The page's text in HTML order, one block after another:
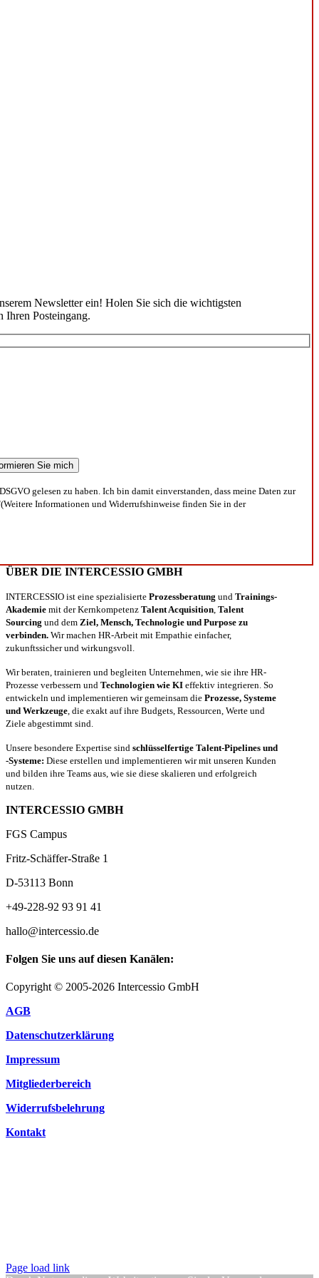
Newsletter ein! Holen Sie sich die wichtigsten
Ihren Posteingang.
gelesen zu haben. Ich bin damit einverstanden, dass meine Daten zur
Informationen und Widerrufshinweise finden Sie in der
ÜBER DIE INTERCESSIO GMBH
INTERCESSIO ist eine spezialisierte Prozessberatung und Trainings-
Akademie mit der Kernkompetenz Talent Acquisition Talent
Sourcing und dem Ziel, Mensch, Technologie und Purpose zu
verbinden. Wir machen HR-Arbeit mit Empathie einfacher,
zukunftssicher und wirkungsvoll.
Wir beraten, trainieren und begleiten Unternehmen, wie sie ihre HR-
Prozesse verbessern und Technologien wie KI effektiv integrieren. So
entwickeln und implementieren wir gemeinsam die Prozesse, Systeme
und Werkzeuge , die exakt auf ihre Budgets, Ressourcen, Werte und
Ziele abgestimmt sind.
Unsere besondere Expertise sind schlüsselfertige Talent-Pipelines und
-Systeme: Diese erstellen und implementieren wir mit unseren Kunden
und bilden ihre Teams aus, wie sie diese skalieren und erfolgreich
nutzen.
INTERCESSIO GMBH
FGS Campus
Fritz-Schäffer-Straße 1
D-53113 Bonn
+49-228-92 93 91 41
hallo@intercessio.de
Folgen Sie uns auf diesen Kanälen:
Copyright © 2005-2026 Intercessio GmbH
AGB
Datenschutzerklärung
Impressum
Mitgliederbereich
Widerrufsbelehrung
Kontakt
Page load link